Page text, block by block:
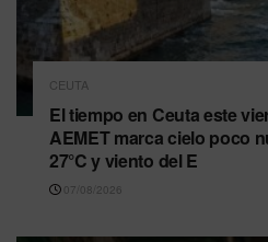
CEUTA
El tiempo en Ceuta este
AEMET marca cielo poco
27°C y viento del E
07/08/2026